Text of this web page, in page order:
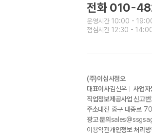
전화 010-
운영시간 10:00 -
점심시간 12:30 -
(주)이십사점오
대표이사김신우 사업자
직업정보제공사업 신고
주소대전 중구 대종로
광고 문의
이용약관개인정보 처리방